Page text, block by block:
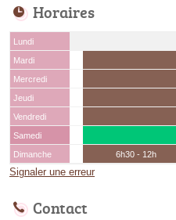
Horaires
Lundi
Mardi
Mercredi
Jeudi
Vendredi
Samedi
Dimanche
6h30 - 12h
Signaler une erreur
Contact